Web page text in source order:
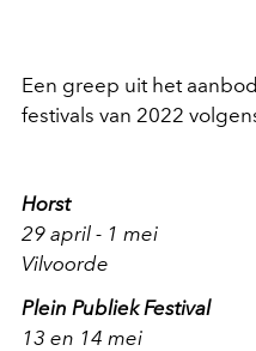
Een greep uit het
festivals van 2022
Horst
29 april - 1 mei
Vilvoorde
Plein Publiek Festival
13 en 14 mei